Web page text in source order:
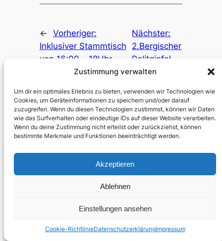
Zustimmung verwalten
Um dir ein optimales Erlebnis zu bieten, verwenden wir Technologien wie
Cookies, um Geräteinformationen zu speichern und/oder darauf
zuzugreifen. Wenn du diesen Technologien zustimmst, können wir Daten
wie das Surfverhalten oder eindeutige IDs auf dieser Website verarbeiten.
Wenn du deine Zustimmung nicht erteilst oder zurückziehst, können
bestimmte Merkmale und Funktionen beeinträchtigt werden.
Akzeptieren
Ablehnen
Einstellungen ansehen
Cookie-RichtlinieDatenschutzerklärungImpressum
← Vorheriger:
Inklusiver Stammtisch
von 16:00 – 18Uhr
17.04.2025
Nächster:
2.Bergischer
Politgipfel
→
Selbstverständlich Politisch
Menü
Wegweiser
Community